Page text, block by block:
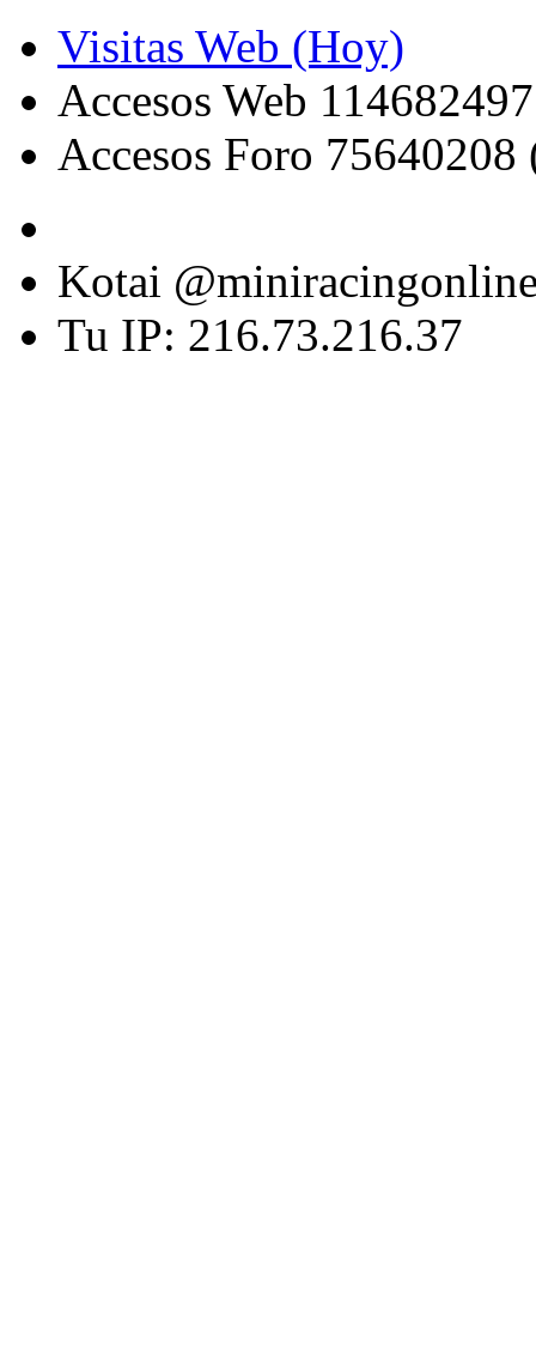
Visitas Web (Hoy)
Accesos Web
Accesos Foro 75640208
Kotai
Tu IP: 216.73.216.37